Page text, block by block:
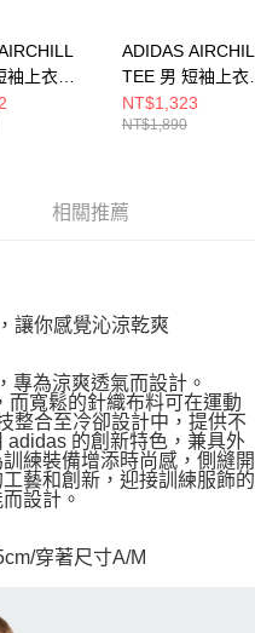
袖上衣
ADIDAS
TEE 男 短袖上衣
JE5747
NT$1,323
NT$1,890
相關推薦
讓你感覺沁涼乾爽
專為涼爽透氣而設計。
寬鬆的針織布料可在運動
整合至冷卻設計中，提供不
adidas 的創新特色，兼具外
練裝備增添時尚感，側縫開
藝和創新，迎接訓練服飾的
設計。
穿著尺寸A/M